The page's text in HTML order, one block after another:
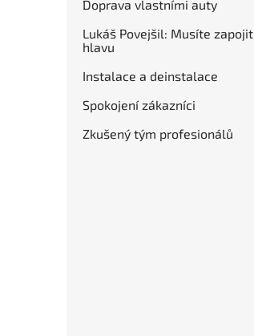
Doprava vlastními auty
Lukáš Povejšil: Musíte zapojit
hlavu
Instalace a deinstalace
Spokojení zákazníci
Zkušený tým profesionálů